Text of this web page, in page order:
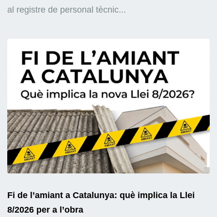
al registre de personal tècnic...
Fi de l’amiant a Catalunya: què implica la Llei
8/2026 per a l’obra